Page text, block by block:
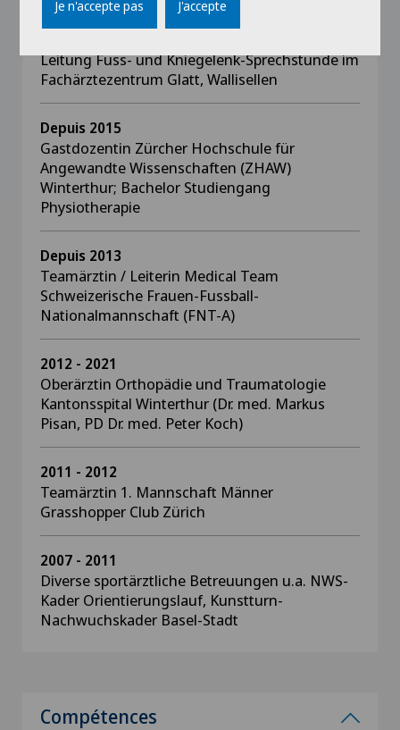
Leitung Fuss- und Kniegelenk-Sprechstunde im
Fachärztezentrum Glatt, Wallisellen
Depuis 2015
Gastdozentin Zürcher Hochschule für
Angewandte Wissenschaften (ZHAW)
Winterthur; Bachelor Studiengang
Physiotherapie
Depuis 2013
Teamärztin / Leiterin Medical Team
Schweizerische Frauen-Fussball-
Nationalmannschaft (FNT-A)
2012 - 2021
Oberärztin Orthopädie und Traumatologie
Kantonsspital Winterthur (Dr. med. Markus
Pisan, PD Dr. med. Peter Koch)
2011 - 2012
Teamärztin 1. Mannschaft Männer
Grasshopper Club Zürich
2007 - 2011
Diverse sportärztliche Betreuungen u.a. NWS-
Kader Orientierungslauf, Kunstturn-
Nachwuchskader Basel-Stadt
Compétences
Je n'accepte pas J'accepte